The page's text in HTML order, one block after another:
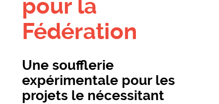
pour la
Fédération
Une soufflerie
expérimentale pour les
projets le nécessitant